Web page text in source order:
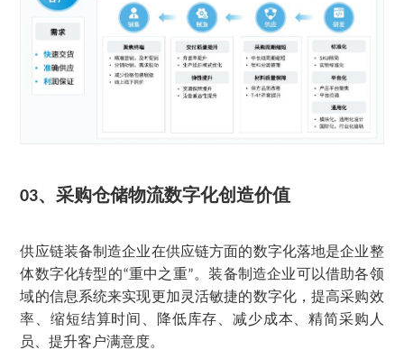
03、采购仓储物流数字化创造价值
供应链装备制造企业在供应链方面的数字化落地是企业整
体数字化转型的“重中之重”。装备制造企业可以借助各领
域的信息系统来实现更加灵活敏捷的数字化，提高采购效
率、缩短结算时间、降低库存、减少成本、精简采购人
员、提升客户满意度。